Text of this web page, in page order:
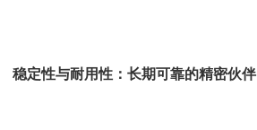
稳定性与耐用性：长期可靠的精密伙伴